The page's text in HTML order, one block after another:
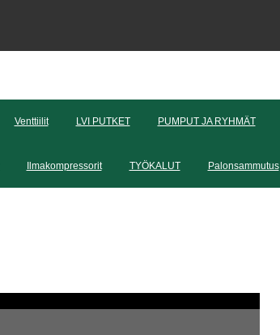
Venttiilit LVI PUTKET PUMPUT JA RYHMÄT
Ilmakompressorit TYÖKALUT Palonsammutus